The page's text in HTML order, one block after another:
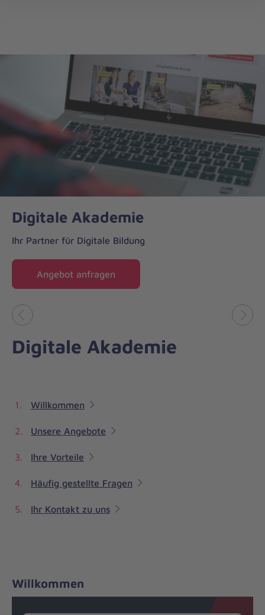
Digitale Akademie
Ihr Partner für Digitale Bildung
Angebot anfragen
Vorheriges
Digitale Akademie
Willkommen
Unsere Angebote
Ihre Vorteile
Häufig gestellte Fragen
Ihr Kontakt zu uns
Willkommen